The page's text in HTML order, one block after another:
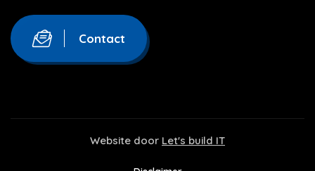
Contact
Website door Let's build IT